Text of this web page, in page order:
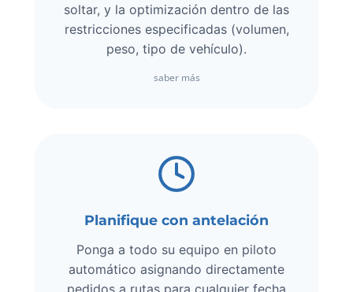
soltar, y la optimización dentro de las
restricciones especificadas (volumen,
peso, tipo de vehículo).
saber más
Planifique con antelación
Ponga a todo su equipo en piloto
automático asignando directamente